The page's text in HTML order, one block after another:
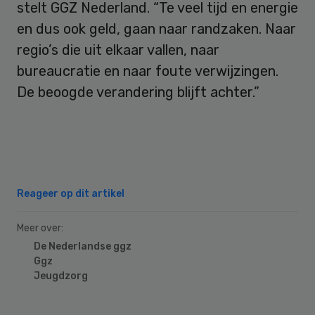
stelt GGZ Nederland. “Te veel tijd en energie
en dus ook geld, gaan naar randzaken. Naar
regio’s die uit elkaar vallen, naar
bureaucratie en naar foute verwijzingen.
De beoogde verandering blijft achter.”
Reageer op dit artikel
Meer over:
De Nederlandse ggz
Ggz
Jeugdzorg